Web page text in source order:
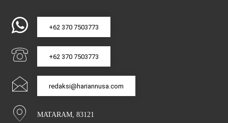
+62 370 7503773
+62 370 7503773
redaksi@hariannusa.com
MATARAM, 83121